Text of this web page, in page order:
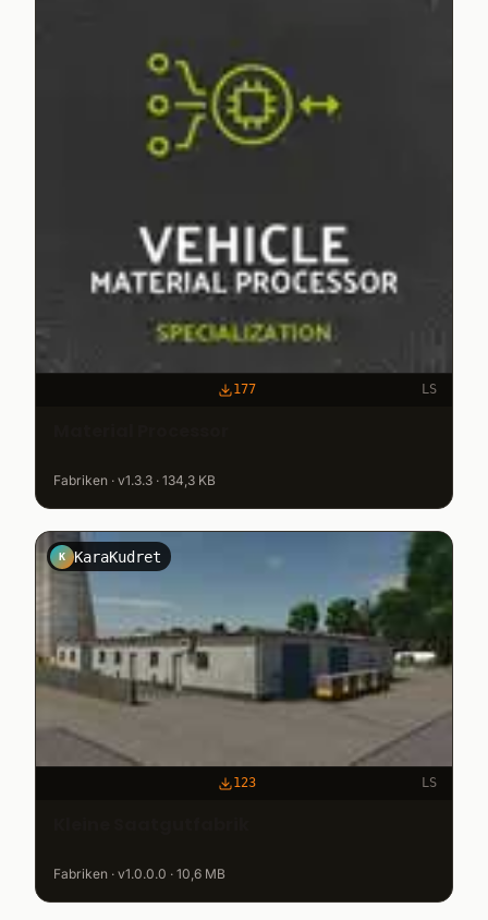
177 LS
Fabriken · v1.3.3 · 134,3 KB
K KaraKudret
123 LS
Fabriken · v1.0.0.0 · 10,6 MB